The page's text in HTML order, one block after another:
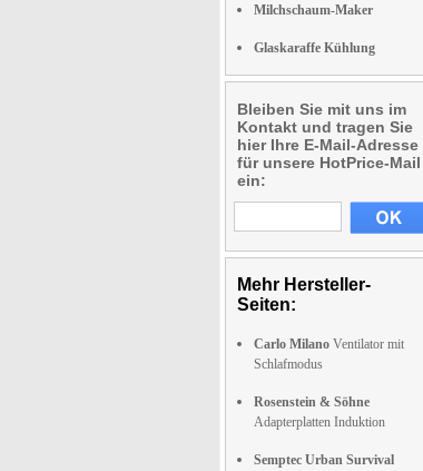
Milchschaum-Maker
Glaskaraffe Kühlung
Bleiben Sie mit uns im
Kontakt und tragen Sie
hier Ihre E-Mail-Adresse
für unsere HotPrice-Mail
ein:
Mehr Hersteller-
Seiten:
Carlo Milano Ventilator mit
Schlafmodus
Rosenstein & Söhne
Adapterplatten Induktion
Semptec Urban Survival